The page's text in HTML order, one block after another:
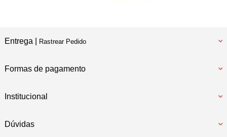
Entrega | Rastrear Pedido
Formas de pagamento
Institucional
Dúvidas